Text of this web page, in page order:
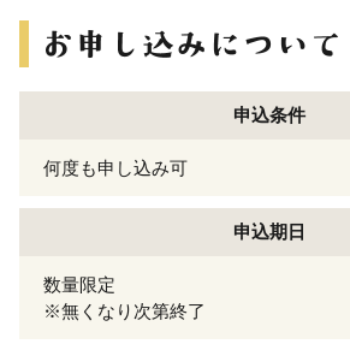
申込条件
何度も申し込み可
申込期日
数量限定
※無くなり次第終了